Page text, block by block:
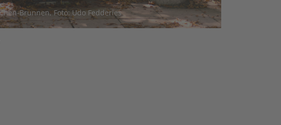
Brunnen, Foto: Udo Fedderies